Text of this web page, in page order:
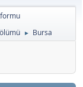
► Bursa